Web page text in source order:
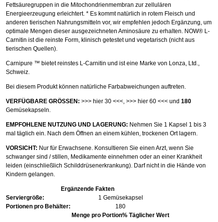
Fettsäuregruppen in die Mitochondrienmembran zur zellulären
Energieerzeugung erleichtert. * Es kommt natürlich in rotem Fleisch und
anderen tierischen Nahrungsmitteln vor, wir empfehlen jedoch Ergänzung, um
optimale Mengen dieser ausgezeichneten Aminosäure zu erhalten. NOW® L-
Carnitin ist die reinste Form, klinisch getestet und vegetarisch (nicht aus
tierischen Quellen).
Carnipure ™ bietet reinstes L-Carnitin und ist eine Marke von Lonza, Ltd.,
Schweiz.
Bei diesem Produkt können natürliche Farbabweichungen auftreten.
VERFÜGBARE GRÖSSEN: >>> hier 30 <<<, >>> hier 60 <<< und 180
Gemüsekapseln.
EMPFOHLENE NUTZUNG UND LAGERUNG: Nehmen Sie 1 Kapsel 1 bis 3
mal täglich ein. Nach dem Öffnen an einem kühlen, trockenen Ort lagern.
VORSICHT: Nur für Erwachsene. Konsultieren Sie einen Arzt, wenn Sie
schwanger sind / stillen, Medikamente einnehmen oder an einer Krankheit
leiden (einschließlich Schilddrüsenerkrankung). Darf nicht in die Hände von
Kindern gelangen.
Ergänzende Fakten
Serviergröße:
1 Gemüsekapsel
Portionen pro Behälter:
180
Menge pro Portion% Täglicher Wert